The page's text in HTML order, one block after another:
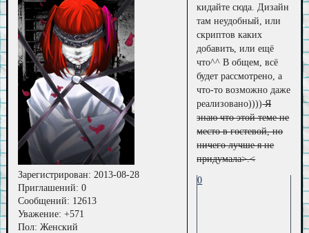
Зарегистрирован: 2013-08-28
Приглашений: 0
Сообщений: 12613
Уважение: +571
Пол: Женский
кидайте сюда. Дизайн
там неудобный, или
скриптов каких
добавить, или ещё
что^^ В общем, всё
будет рассмотрено, а
что-то возможно даже
реализовано))))Я
знаю что этой теме не
место в гостевой, но
ничего лучше я не
придумала>.<
0